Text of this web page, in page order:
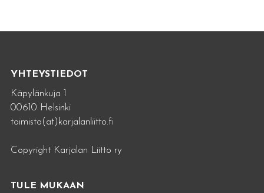
YHTEYSTIEDOT
Käpylänkuja 1
00610 Helsinki
toimisto(at)karjalanliitto.fi
Copyright Karjalan Liitto ry
TULE MUKAAN